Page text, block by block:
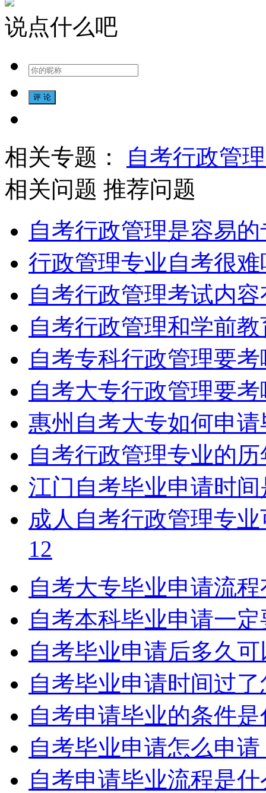
说点什么吧
相关专题： 自考行政管理
相关问题 推荐问题
自考行政管理是容易
行政管理专业自考很难
自考行政管理考试内
自考行政管理和学前
自考专科行政管理要
自考大专行政管理要
惠州自考大专如何申
自考行政管理专业的
江门自考毕业申请时
成人自考行政管理专
12
自考大专毕业申请流
自考本科毕业申请一
自考毕业申请后多久
自考毕业申请时间过
自考申请毕业的条件
自考毕业申请怎么申请
自考申请毕业流程是